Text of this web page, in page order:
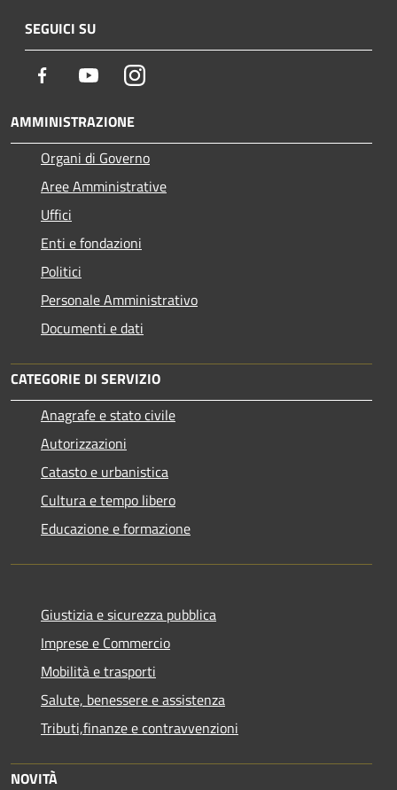
SEGUICI SU
Facebook YoutubeInstagram
AMMINISTRAZIONE
Organi di Governo
Aree Amministrative
Uffici
Enti e fondazioni
Politici
Personale Amministrativo
Documenti e dati
CATEGORIE DI SERVIZIO
Anagrafe e stato civile
Autorizzazioni
Catasto e urbanistica
Cultura e tempo libero
Educazione e formazione
Giustizia e sicurezza pubblica
Imprese e Commercio
Mobilità e trasporti
Salute, benessere e assistenza
Tributi,finanze e contravvenzioni
NOVITÀ